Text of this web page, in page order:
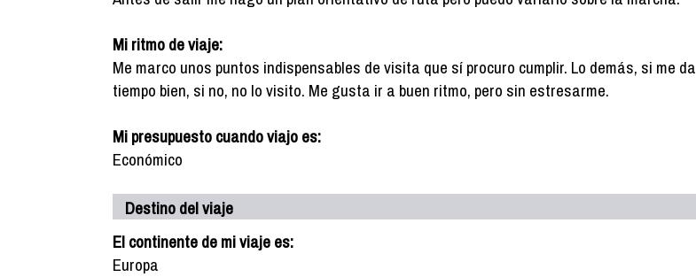
Mi ritmo de viaje:
Me marco unos puntos indispensables de visita que sí procuro cumplir. Lo demás, si me da
tiempo bien, si no, no lo visito. Me gusta ir a buen ritmo, pero sin estresarme.
Mi presupuesto cuando viajo es:
Económico
Destino del viaje
El continente de mi viaje es:
Europa